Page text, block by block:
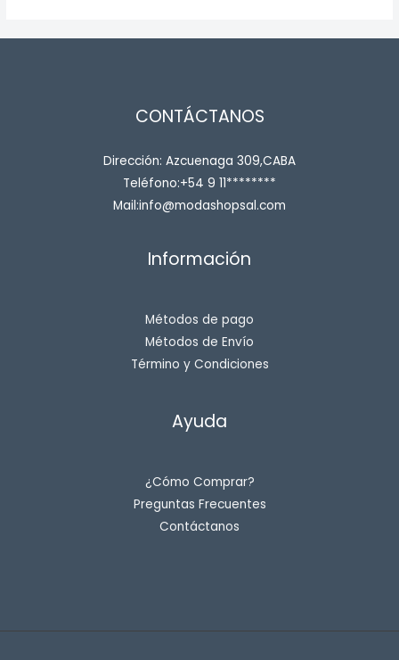
CONTÁCTANOS
Dirección: Azcuenaga 309,CABA
Teléfono:+54 9 11********
Mail:info@modashopsal.com
Información
Métodos de pago
Métodos de Envío
Término y Condiciones
Ayuda
¿Cómo Comprar?
Preguntas Frecuentes
Contáctanos